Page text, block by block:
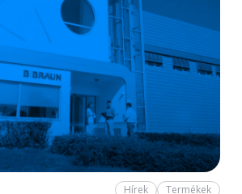
Hírek Termékek